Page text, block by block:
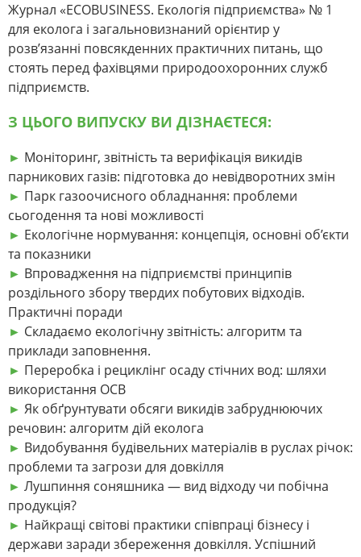
Журнал «ECOBUSINESS. Екологія підприємства» № 1
для еколога і загальновизнаний орієнтир у
розв’язанні повсякденних практичних питань, що
стоять перед фахівцями природоохоронних служб
підприємств.
З ЦЬОГО ВИПУСКУ ВИ ДІЗНАЄТЕСЯ:
► Моніторинг, звітність та верифікація викидів
парникових газів: підготовка до невідворотних змін
► Парк газоочисного обладнання: проблеми
сьогодення та нові можливості
► Екологічне нормування: концепція, основні об’єкти
та показники
► Впровадження на підприємстві принципів
роздільного збору твердих побутових відходів.
Практичні поради
► Складаємо екологічну звітність: алгоритм та
приклади заповнення.
► Переробка і рециклінг осаду стічних вод: шляхи
використання ОСВ
► Як обґрунтувати обсяги викидів забруднюючих
речовин: алгоритм дій еколога
► Видобування будівельних матеріалів в руслах річок:
проблеми та загрози для довкілля
► Лушпиння соняшника — вид відходу чи побічна
продукція?
► Найкращі світові практики співпраці бізнесу і
держави заради збереження довкілля. Успішний